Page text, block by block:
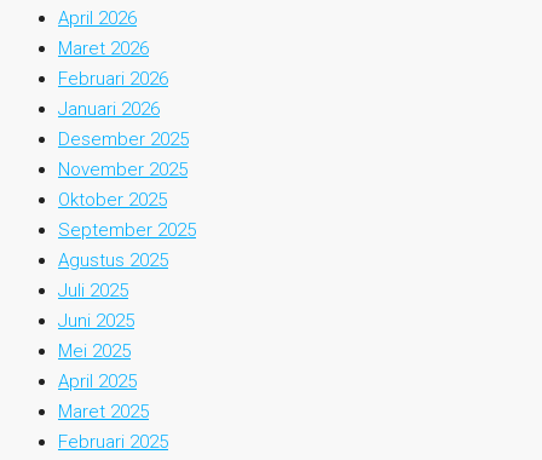
April 2026
Maret 2026
Februari 2026
Januari 2026
Desember 2025
November 2025
Oktober 2025
September 2025
Agustus 2025
Juli 2025
Juni 2025
Mei 2025
April 2025
Maret 2025
Februari 2025